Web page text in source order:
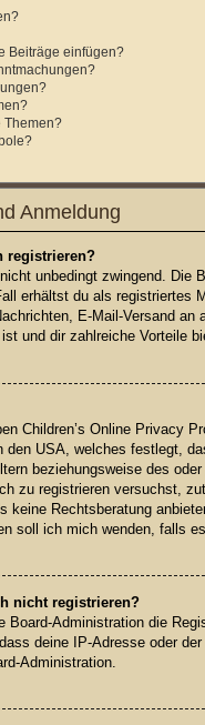
Beiträge einfügen?
Themen?
Anmeldung
registrieren?
unbedingt zwingend.
erhältst du als registriertes
E-Mail-Versand an
und dir zahlreiche Vorteile
Children’s Online Privacy
den USA, welches festlegt,
beziehungsweise des
zu registrieren versuchst,
keine Rechtsberatung
soll ich mich wenden, falls
nicht registrieren?
Board-Administration die
deine IP-Adresse oder
Administration.